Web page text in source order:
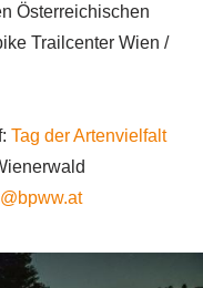
Österreichischen
Trailcenter Wien /
Tag der Artenvielfalt